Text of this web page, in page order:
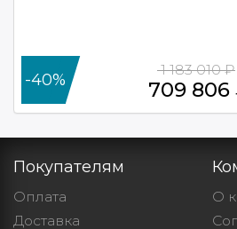
-40%
1 183 010 ₽
709 806
Покупателям
Оплата
Доставка
О